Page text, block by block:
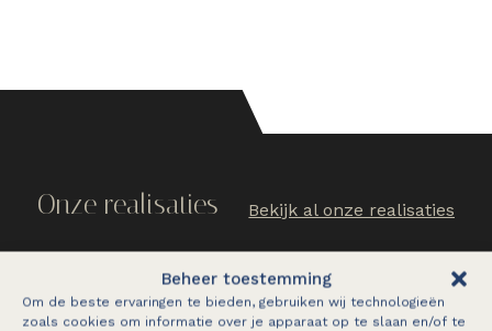
Beheer toestemming
Om de beste ervaringen te bieden, gebruiken wij technologieën
zoals cookies om informatie over je apparaat op te slaan en/of te
Onze realisaties Bekijk al onze realisaties